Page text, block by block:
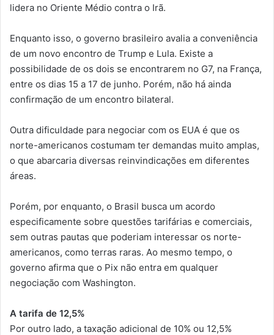
lidera no Oriente Médio contra o Irã.
Enquanto isso, o governo brasileiro avalia a conveniência
de um novo encontro de Trump e Lula. Existe a
possibilidade de os dois se encontrarem no G7, na França,
entre os dias 15 a 17 de junho. Porém, não há ainda
confirmação de um encontro bilateral.
Outra dificuldade para negociar com os EUA é que os
norte-americanos costumam ter demandas muito amplas,
o que abarcaria diversas reinvindicações em diferentes
áreas.
Porém, por enquanto, o Brasil busca um acordo
especificamente sobre questões tarifárias e comerciais,
sem outras pautas que poderiam interessar os norte-
americanos, como terras raras. Ao mesmo tempo, o
governo afirma que o Pix não entra em qualquer
negociação com Washington.
A tarifa de 12,5%
Por outro lado, a taxação adicional de 10% ou 12,5%